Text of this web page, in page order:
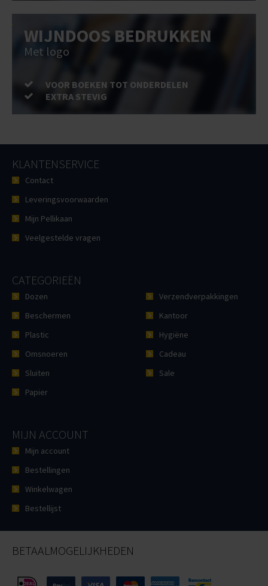
WIJNDOOS BEDRUKKEN
Met logo
VOOR BOEKEN TOT ONDERDELEN
EXTRA STEVIG
KLANTENSERVICE
Contact
Leveringsvoorwaarden
Mijn Pellikaan
Veelgestelde vragen
CATEGORIEËN
Dozen
Beschermen
Plastic
Omsnoeren
Sluiten
Papier
Verzendverpakkingen
Kantoor
Hygiëne
Cadeau
Sale
MIJN ACCOUNT
Mijn account
Bestellingen
Winkelwagen
Bestellijst
BETAALMOGELIJKHEDEN